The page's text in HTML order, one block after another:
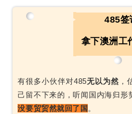
485签
拿下澳洲工
有很多小伙伴对485无以为然 ，
己留不下来的，听闻国内海归形
没要贸贸然就回了国。